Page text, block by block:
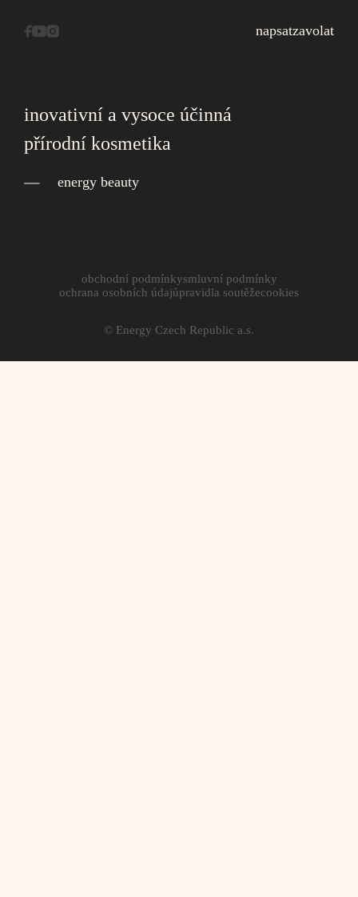
napsatzavolat
inovativní a vysoce účinná
přírodní kosmetika
energy beauty
© Energy Czech Republic a.s.
obchodní podmínkysmluvní podmínky
ochrana osobních údajůpravidla soutěžecookies